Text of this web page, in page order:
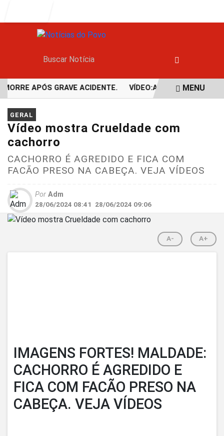
APÓS GRAVE ACIDENTE. VÍDEO:ACIDENTE DEIXA
EM ALTA
MENU
GERAL
Vídeo mostra Crueldade com
cachorro
CACHORRO É AGREDIDO E FICA COM
FACÃO PRESO NA CABEÇA. VEJA VÍDEOS
Por Adm
28/06/2024 08:41 28/06/2024 09:06
A- A+
IMAGENS FORTES! MALDADE:
CACHORRO É AGREDIDO E
FICA COM FACÃO PRESO NA
CABEÇA. VEJA VÍDEOS